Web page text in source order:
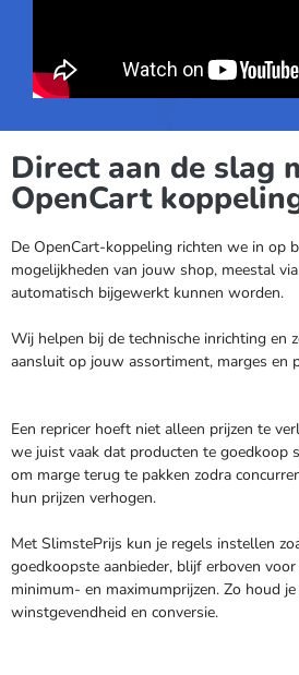
Direct aan de slag
OpenCart
De OpenCart-koppeling richten we in op
mogelijkheden van jouw shop, meestal
automatisch bijgewerkt kunnen worden.
Wij helpen bij de technische inrichting en
aansluit op jouw assortiment, marges en
Een repricer hoeft niet alleen prijzen te
we juist vaak dat producten te goedkoop
om marge terug te pakken zodra
hun prijzen verhogen.
Met SlimstePrijs kun je regels instellen
goedkoopste aanbieder, blijf erboven
minimum- en maximumprijzen. Zo houd
winstgevendheid en conversie.